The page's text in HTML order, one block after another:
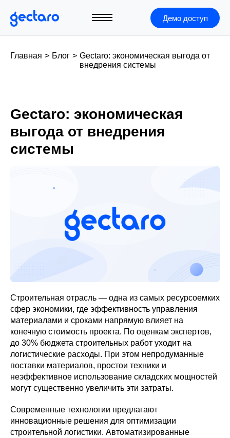
Демо доступ
Главная > Блог > Gectaro: экономическая выгода от
внедрения системы
Gectaro: экономическая
выгода от внедрения
системы
Строительная отрасль — одна из самых ресурсоемких
сфер экономики, где эффективность управления
материалами и сроками напрямую влияет на
конечную стоимость проекта. По оценкам экспертов,
до 30% бюджета строительных работ уходит на
логистические расходы. При этом непродуманные
поставки материалов, простои техники и
неэффективное использование складских мощностей
могут существенно увеличить эти затраты.
Современные технологии предлагают
инновационные решения для оптимизации
строительной логистики. Автоматизированные